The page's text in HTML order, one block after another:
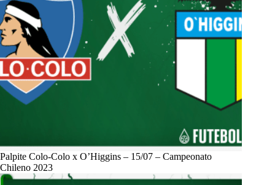
Palpite Colo-Colo x O’Higgins – 15/07 – Campeonato
Chileno 2023